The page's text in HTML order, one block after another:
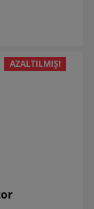
AZALTILMIŞ!